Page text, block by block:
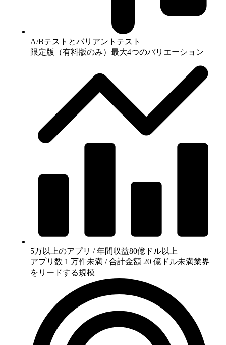
A/Bテストとバリアントテスト
限定版（有料版のみ） 最大4つのバリエーション
5万以上のアプリ / 年間収益80億ドル以上
アプリ数 1 万件未満 / 合計金額 20 億ドル未満業界
をリードする規模